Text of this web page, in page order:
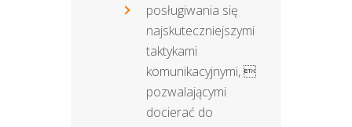
posługiwania się
najskuteczniejszymi
taktykami
komunikacyjnymi, 
pozwalającymi
docierać do